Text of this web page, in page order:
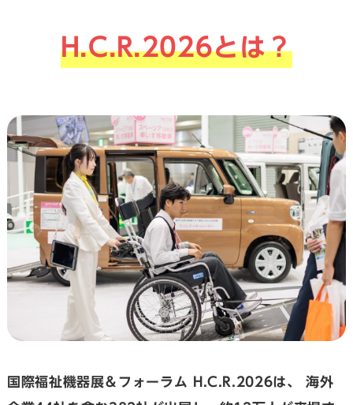
H.C.R.2026とは？
国際福祉機器展＆フォーラム H.C.R.2026は、
海外